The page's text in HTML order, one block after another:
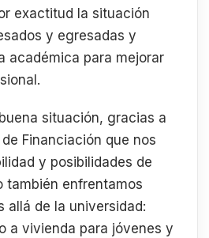
exactitud la situación
y egresadas y
académica para mejorar
situación, gracias a
Financiación que nos
y posibilidades de
también enfrentamos
allá de la universidad:
a vivienda para jóvenes y